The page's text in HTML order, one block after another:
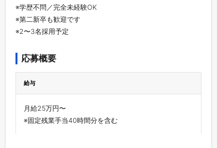
※学歴不問／完全未経験OK
※第二新卒も歓迎です
※2〜3名採用予定
応募概要
給与
月給25万円〜
※固定残業手当40時間分を含む